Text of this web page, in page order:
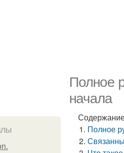
Полное
начала
Полное